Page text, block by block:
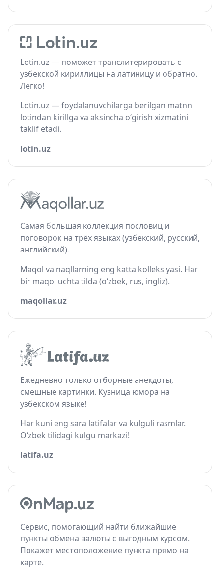
Lotin.uz — поможет транслитерировать с
узбекской кириллицы на латиницу и обратно.
Легко!
Lotin.uz — foydalanuvchilarga berilgan matnni
lotindan kirillga va aksincha o‘girish xizmatini
taklif etadi.
lotin.uz
Самая большая коллекция пословиц и
поговорок на трёх языках (узбекский, русский,
английский).
Maqol va naqllarning eng katta kolleksiyasi. Har
bir maqol uchta tilda (o‘zbek, rus, ingliz).
maqollar.uz
Ежедневно только отборные анекдоты,
смешные картинки. Кузница юмора на
узбекском языке!
Har kuni eng sara latifalar va kulguli rasmlar.
O‘zbek tilidagi kulgu markazi!
latifa.uz
Сервис, помогающий найти ближайшие
пункты обмена валюты с выгодным курсом.
Покажет местоположение пункта прямо на
карте.